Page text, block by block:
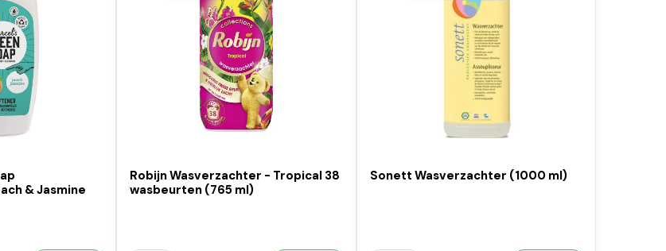
& Jasmine
Robijn Wasverzachter - Tropical 38
wasbeurten (765 ml)
Sonett Wasverzachter (1000 ml)